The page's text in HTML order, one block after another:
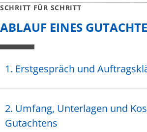
SCHRITT FÜR SCHRITT
ABLAUF EINES
1. Erstgespräch und
2. Umfang, Unterlagen und
Gutachtens